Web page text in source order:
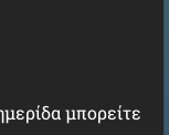
μπορείτε